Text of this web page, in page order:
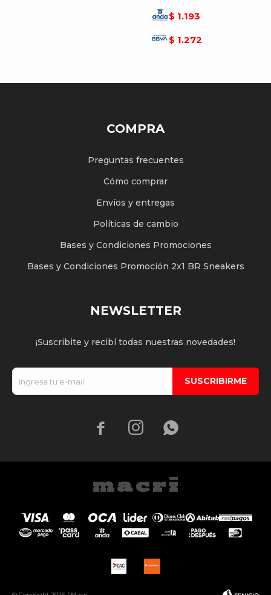
$ 1.193
$ 1.272
COMPRA
Preguntas frecuentes
Cómo comprar
Envíos y entregas
Políticas de cambio
Bases y Condiciones Promociones
Bases y Condiciones Promoción 2x1 BR Sneakers
NEWSLETTER
¡Suscribite y recibí todas nuestras novedades!
SUSCRIBIRME
  